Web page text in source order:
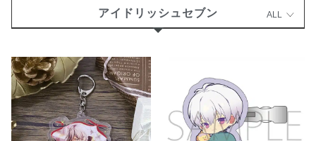
アイドリッシュセブン ALL